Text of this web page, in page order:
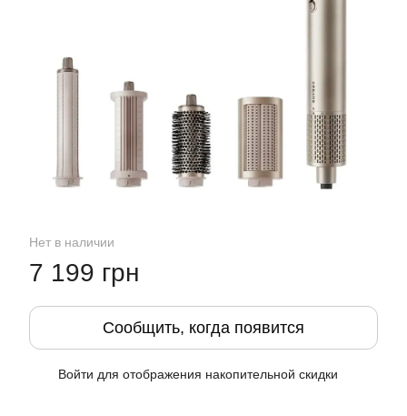
Нет в наличии
7 199 грн
Сообщить, когда появится
Войти для отображения накопительной скидки